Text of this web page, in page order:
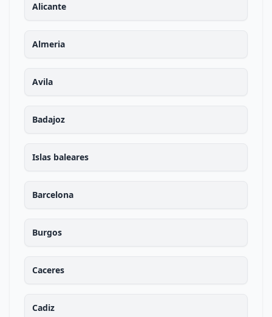
Alicante
Almeria
Avila
Badajoz
Islas baleares
Barcelona
Burgos
Caceres
Cadiz